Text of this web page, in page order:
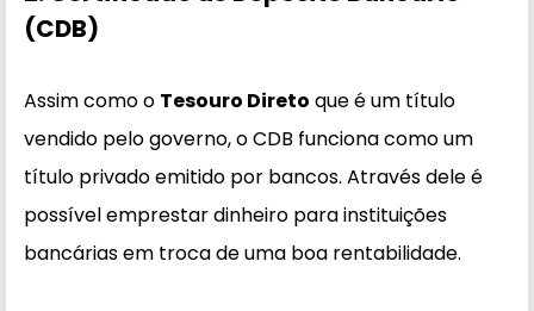
(CDB)
Assim como o Tesouro Direto que é um título
vendido pelo governo, o CDB funciona como um
título privado emitido por bancos. Através dele é
possível emprestar dinheiro para instituições
bancárias em troca de uma boa rentabilidade.